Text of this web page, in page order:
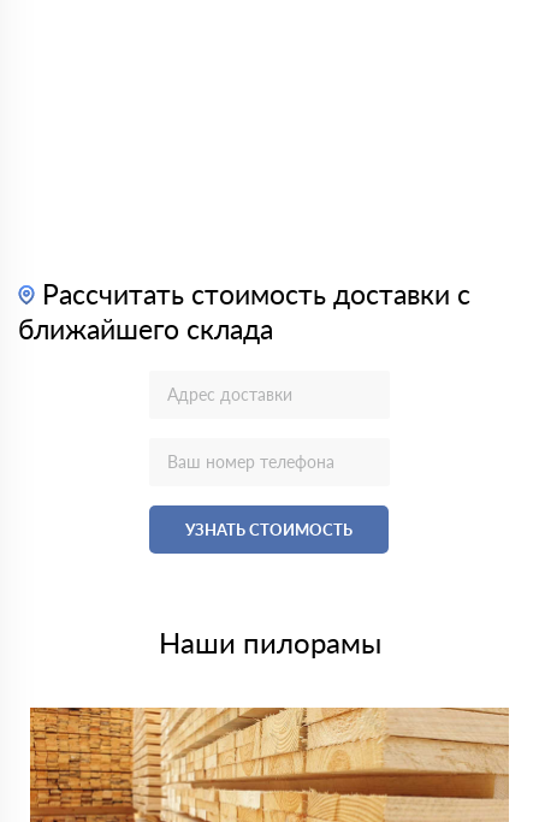
Рассчитать стоимость доставки с
ближайшего склада
УЗНАТЬ СТОИМОСТЬ
Наши пилорамы